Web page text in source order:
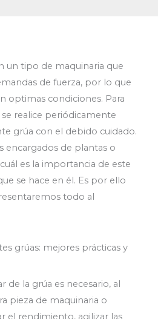
un tipo de maquinaria que
de fuerza, por lo que
optimas condiciones. Para
realice periódicamente
grúa con el debido cuidado.
encargados de plantas o
es la importancia de este
se hace en él. Es por ello
todo al
grúas: mejores prácticas y
de la grúa es necesario, al
pieza de maquinaria o
el rendimiento, agilizar las